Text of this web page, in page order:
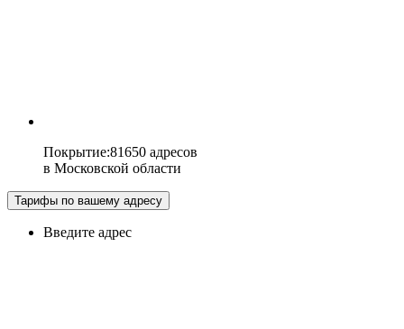
Покрытие:81650 адресов
в Московской области
Тарифы по вашему адресу
Введите адрес